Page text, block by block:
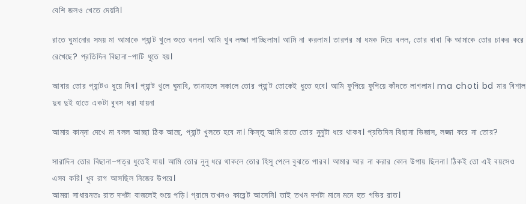
বেশি জলও খেতে দেয়নি।
রাতে ঘুমানোর সময় মা আমাকে প্যান্ট খুলে শুতে বলল। আমি খুব লজ্জা পাচ্ছিলাম। আমি না করলাম। তারপর মা ধমক দিয়ে বলল, তোর বাবা কি আমাকে তোর চাকর করে
রেখেছে? প্রতিদিন বিছানা-পাটি ধুতে হয়।
আবার তোর প্যান্টও ধুয়ে দিব। প্যান্ট খুলে ঘুমাবি, তানাহলে সকালে তোর প্যান্ট তোকেই ধুতে হবে। আমি ফুপিয়ে ফুপিয়ে কাঁদতে লাগলাম। ma choti bd মার বিশাল
দুধ দুই হাতে একটা বুবস ধরা যায়না
আমার কান্না দেখে মা বলল আচ্ছা ঠিক আছে, প্যান্ট খুলতে হবে না। কিন্তু আমি রাতে তোর নুনুটা ধরে থাকব। প্রতিদিন বিছানা ভিজাস, লজ্জা করে না তোর?
সারাদিন তোর বিছানা-পত্র ধুতেই যায়। আমি তোর নুনু ধরে থাকলে তোর হিসু পেলে বুঝতে পারব। আমার আর না করার কোন উপায় ছিলনা। ঠিকই তো এই বয়সেও
এসব করি। খুব রাগ আসছিল নিজের উপরে।
আমরা সাধারনতঃ রাত দশটা বাজলেই শুয়ে পড়ি। গ্রামে তখনও কারেন্ট আসেনি। তাই তখন দশটা মানে মনে হত গভির রাত।